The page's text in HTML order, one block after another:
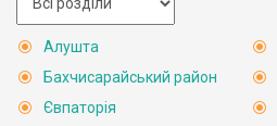
Алушта
Бахчисарайський район
Євпаторія